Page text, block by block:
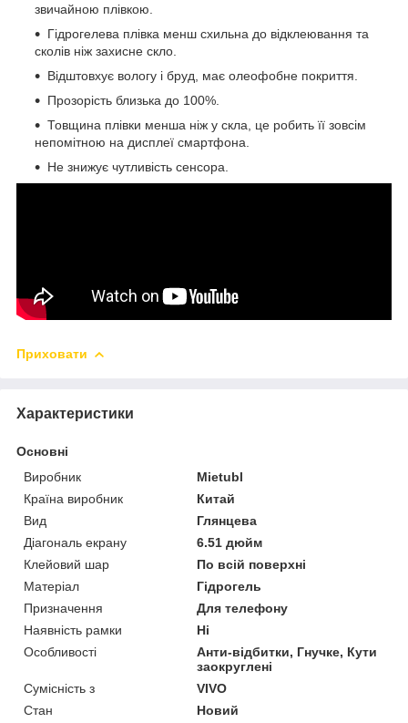
звичайною плівкою.
Гідрогелева плівка менш схильна до відклеювання та
сколів ніж захисне скло.
Відштовхує вологу і бруд, має олеофобне покриття.
Прозорість близька до 100%.
Товщина плівки менша ніж у скла, це робить її зовсім
непомітною на дисплеї смартфона.
Не знижує чутливість сенсора.
Приховати
Характеристики
Основні
Виробник
Mietubl
Країна виробник
Китай
Вид
Глянцева
Діагональ екрану
6.51 дюйм
Клейовий шар
По всій поверхні
Матеріал
Гідрогель
Призначення
Для телефону
Наявність рамки
Ні
Особливості
Анти-відбитки, Гнучке, Кути
заокруглені
Сумісність з
VIVO
Стан
Новий